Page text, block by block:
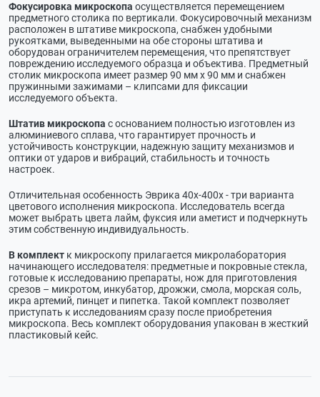
Фокусировка микроскопа осуществляется перемещением
предметного столика по вертикали. Фокусировочный механизм
расположен в штативе микроскопа, снабжен удобными
рукоятками, выведенными на обе стороны штатива и
оборудован ограничителем перемещения, что препятствует
повреждению исследуемого образца и объектива. Предметный
столик микроскопа имеет размер 90 мм х 90 мм и снабжен
пружинными зажимами – клипсами для фиксации
исследуемого объекта.
Штатив микроскопа с основанием полностью изготовлен из
алюминиевого сплава, что гарантирует прочность и
устойчивость конструкции, надежную защиту механизмов и
оптики от ударов и вибраций, стабильность и точность
настроек.
Отличительная особенность Эврика 40х-400х - три варианта
цветового исполнения микроскопа. Исследователь всегда
может выбрать цвета лайм, фуксия или аметист и подчеркнуть
этим собственную индивидуальность.
В комплект к микроскопу прилагается микролаборатория
начинающего исследователя: предметные и покровные стекла,
готовые к исследованию препараты, нож для приготовления
срезов – микротом, инкубатор, дрожжи, смола, морская соль,
икра артемий, пинцет и пипетка. Такой комплект позволяет
приступать к исследованиям сразу после приобретения
микроскопа. Весь комплект оборудования упакован в жесткий
пластиковый кейс.